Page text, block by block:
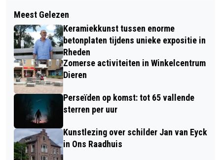
WAAROM EEN REPAIR CAFÉ IN
DIEREN?
SPEELTUIN 'T AKKERTJE IN VELP-ZUID
OFFICIEEL GEOPEND
Meest Gelezen
Keramiekkunst tussen enorme
betonplaten tijdens unieke expositie in
Rheden
Zomerse activiteiten in Winkelcentrum
Dieren
Perseïden op komst: tot 65 vallende
sterren per uur
Kunstlezing over schilder Jan van Eyck
in Ons Raadhuis